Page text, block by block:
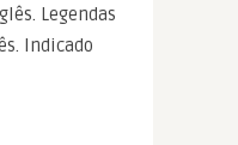
Legendas
Indicado